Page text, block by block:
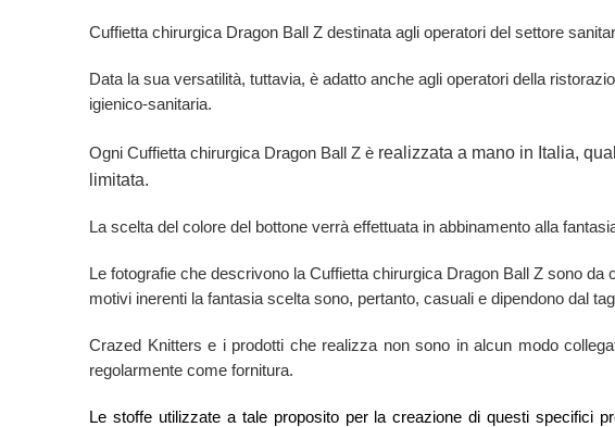
Cuffietta chirurgica Dragon Ball Z destinata agli operatori del settore
Data la sua versatilità, tuttavia, è adatto anche agli operatori della
igienico-sanitaria.
Ogni Cuffietta chirurgica Dragon Ball Z è realizzata a mano in Italia,
limitata.
La scelta del colore del bottone verrà effettuata in abbinamento alla
Le fotografie che descrivono la Cuffietta chirurgica Dragon Ball Z sono
motivi inerenti la fantasia scelta sono, pertanto, casuali e dipendono dal
Crazed Knitters e i prodotti che realizza non sono in alcun modo
regolarmente come fornitura.
Le stoffe utilizzate a tale proposito per la creazione di questi specifici